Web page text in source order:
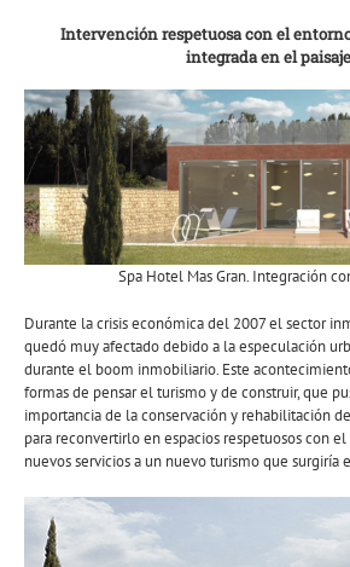
Intervención respetuosa con el
integrada en el
Spa Hotel Mas Gran. Integración
Durante la crisis económica del 2007 el sector
quedó muy afectado debido a la especulación
durante el boom inmobiliario. Este
formas de pensar el turismo y de construir, que
importancia de la conservación y rehabilitación
para reconvertirlo en espacios respetuosos con
nuevos servicios a un nuevo turismo que surgiría